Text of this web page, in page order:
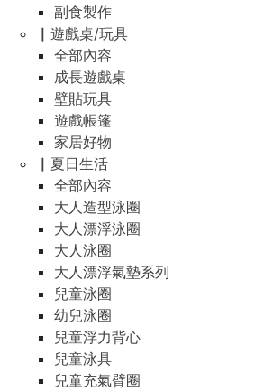
副食製作
▏遊戲桌/玩具
全部內容
成長遊戲桌
壁貼玩具
遊戲帳篷
家居好物
▏夏日生活
全部內容
大人造型泳圈
大人漂浮泳圈
大人泳圈
大人漂浮氣墊系列
兒童泳圈
幼兒泳圈
兒童浮力背心
兒童泳具
兒童充氣臂圈